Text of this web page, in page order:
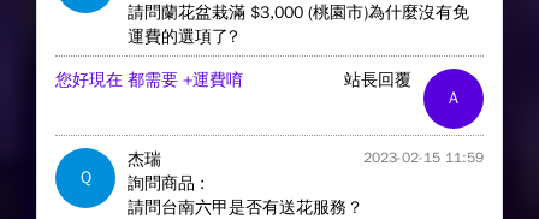
請問蘭花盆栽滿 $3,000 (桃園市)為什麼沒有免
運費的選項了?
A
站長回覆
您好現在 都需要 +運費唷
Q
杰瑞 2023-02-15 11:59
詢問商品 :
請問台南六甲是否有送花服務？